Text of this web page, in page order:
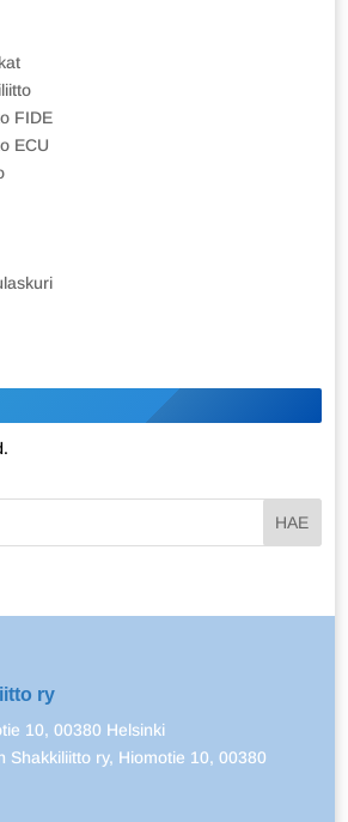
FIDE
ECU
ry
10, 00380 Helsinki
Shakkiliitto ry, Hiomotie 10, 00380